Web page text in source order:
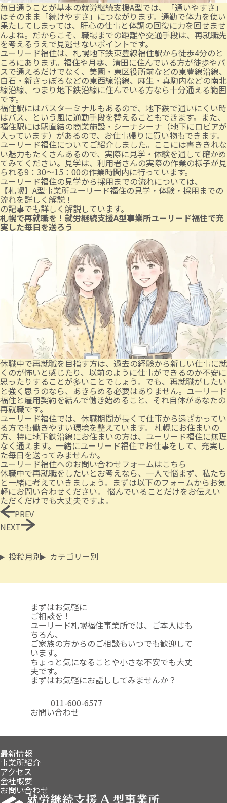
毎日通うことが基本の就労継続支援A型では、「通いやすさ」
はそのまま「続けやすさ」につながります。通勤で体力を使い
果たしてしまっては、肝心の仕事と体調の回復に力を回せませ
んよね。だからこそ、職場までの距離や交通手段は、再就職先
を考えるうえで見逃せないポイントです。
ユーリード福住は、札幌地下鉄東豊線福住駅から徒歩4分のと
ころにあります。福住や月寒、清田に住んでいる方が徒歩やバ
スで通えるだけでなく、美園・東区役所前などの東豊線沿線、
白石・新さっぽろなどの東西線沿線、麻生・真駒内などの南北
線沿線、つまり地下鉄沿線に住んでいる方なら十分通える範囲
です。
福住駅にはバスターミナルもあるので、地下鉄で通いにくい時
はバス、という風に通勤手段を替えることもできます。また、
福住駅には駅直結の商業施設・シーナシーナ（地下にロピアが
入っています）があるので、お仕事帰りに買い物もできます。
ユーリード福住についてご紹介しました。ここには書ききれな
い魅力もたくさんあるので、実際に見学・体験を通して確かめ
てみてください。見学は、利用者さんの実際の作業の様子が見
られる9：30〜15：00の作業時間内に行っています。
ユーリード福住の見学から採用までの流れについては、
【札幌】A型事業所ユーリード福住の見学・体験・採用までの
流れを詳しく解説！
の記事でも詳しく解説しています。
札幌で再就職を！就労継続支援A型事業所ユーリード福住で充
実した毎日を送ろう
休職中で再就職を目指す方は、過去の経験から新しい仕事に就
くのが怖いと感じたり、以前のように仕事ができるのか不安に
思ったりすることが多いことでしょう。でも、再就職がしたい
と強く思うのなら、あきらめる必要はありません。ユーリード
福住と雇用契約を結んで働き始めること、それ自体があなたの
再就職です。
ユーリード福住では、休職期間が長くて仕事から遠ざかってい
る方でも働きやすい環境を整えています。 札幌にお住まいの
方、特に地下鉄沿線にお住まいの方は、ユーリード福住に無理
なく通えます。一緒にユーリード福住でお仕事をして、充実し
た毎日を送ってみませんか。
ユーリード福住へのお問い合わせフォームはこちら
休職中で再就職をしたいとお考えなら、一人で悩まず、私たち
と一緒に考えていきましょう。まずは以下のフォームからお気
軽にお問い合わせください。 悩んでいることだけをお伝えい
ただくだけでも大丈夫ですよ。
PREV
NEXT
投稿月別 カテゴリー別
まずはお気軽に
ご相談を！
ユーリード札幌福住事業所では、ご本人はも
ちろん、
ご家族の方からのご相談もいつでも歓迎して
います。
ちょっと気になることや小さな不安でも大丈
夫です。
まずはお気軽にお話ししてみませんか？
011-600-6577
お問い合わせ
最新情報
事業所紹介
アクセス
会社概要
お問い合わせ